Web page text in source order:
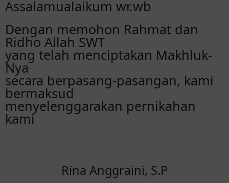
Assalamualaikum wr.wb
Dengan memohon Rahmat dan
Ridho Allah SWT
yang telah menciptakan Makhluk-
Nya
secara berpasang-pasangan, kami
bermaksud
menyelenggarakan pernikahan
kami
Rina Anggraini, S.P